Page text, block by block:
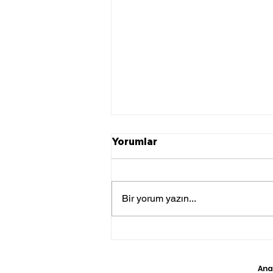
Yorumlar
Bir yorum yazın...